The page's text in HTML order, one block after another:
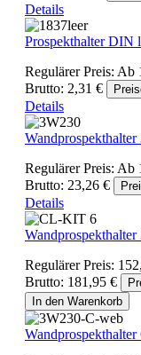
Details
Prospekthalter DIN
Regulärer Preis: Ab
Brutto: 2,31 €
Details
Regulärer Preis: Ab
Brutto: 23,26 €
Details
Regulärer Preis:
Brutto: 181,95 €
In den Warenkorb